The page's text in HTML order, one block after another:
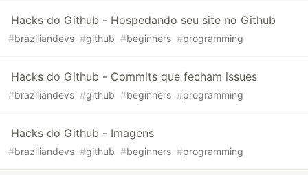
Hacks do Github - Hospedando seu site no Github
#braziliandevs #github #beginners #programming
Hacks do Github - Commits que fecham issues
#braziliandevs #github #beginners #programming
Hacks do Github - Imagens
#braziliandevs #github #beginners #programming